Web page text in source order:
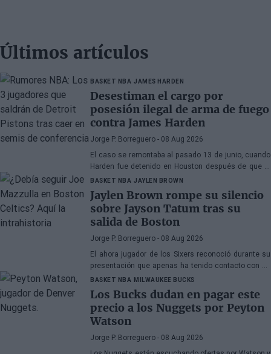
Últimos artículos
BASKET NBA JAMES HARDEN
Desestiman el cargo por
posesión ilegal de arma de fuego
contra James Harden
Jorge P. Borreguero - 08 Aug 2026
El caso se remontaba al pasado 13 de junio, cuando
Harden fue detenido en Houston después de que la
policía encontrara una pistola en su vehículo
BASKET NBA JAYLEN BROWN
Jaylen Brown rompe su silencio
sobre Jayson Tatum tras su
salida de Boston
Jorge P. Borreguero - 08 Aug 2026
El ahora jugador de los Sixers reconoció durante su
presentación que apenas ha tenido contacto con su
antiguo compañero
BASKET NBA MILWAUKEE BUCKS
Los Bucks dudan en pagar este
precio a los Nuggets por Peyton
Watson
Jorge P. Borreguero - 08 Aug 2026